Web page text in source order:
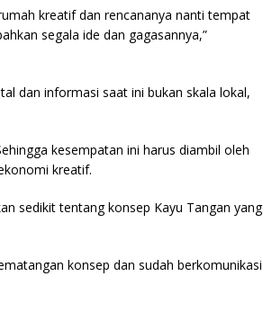
kreatif dan rencananya nanti tempat
segala ide dan gagasannya,”
dan informasi saat ini bukan skala lokal,
kesempatan ini harus diambil oleh
kreatif.
sedikit tentang konsep Kayu Tangan yang
konsep dan sudah berkomunikasi